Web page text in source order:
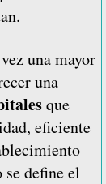
una mayor
una
que
eficiente
define el